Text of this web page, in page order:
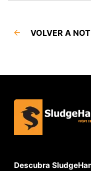
VOLVER A
Descubra